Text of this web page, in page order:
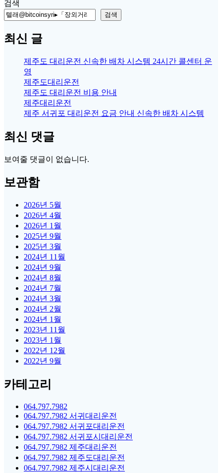
검색
검색
최신 글
제주도 대리운전 신속한 배차 시스템 24시간 콜센터 운
영
제주도대리운전
제주도 대리운전 비용 안내
제주대리운전
제주 서귀포 대리운전 요금 안내 신속한 배차 시스템
최신 댓글
보여줄 댓글이 없습니다.
보관함
2026년 5월
2026년 4월
2026년 1월
2025년 9월
2025년 3월
2024년 11월
2024년 9월
2024년 8월
2024년 7월
2024년 3월
2024년 2월
2024년 1월
2023년 11월
2023년 1월
2022년 12월
2022년 9월
카테고리
064.797.7982
064.797.7982 서귀대리운전
064.797.7982 서귀포대리운전
064.797.7982 서귀포시대리운전
064.797.7982 제주대리운전
064.797.7982 제주도대리운전
064.797.7982 제주시대리운전